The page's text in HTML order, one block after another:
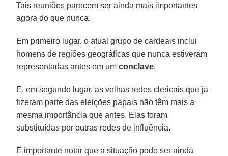
Tais reuniões parecem ser ainda mais importantes
agora do que nunca.
Em primeiro lugar, o atual grupo de cardeais inclui
homens de regiões geográficas que nunca estiveram
representadas antes em umconclave.
E, em segundo lugar, as velhas redes clericais que já
fizeram parte das eleições papais não têm mais a
mesma importância que antes. Elas foram
substituídas por outras redes de influência.
É importante notar que a situação pode ser ainda